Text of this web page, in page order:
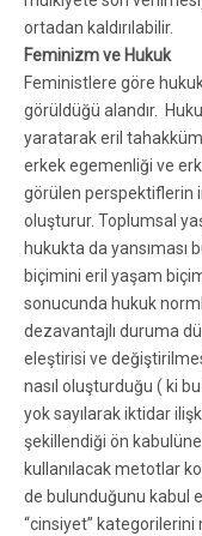
ortadan kaldırılabilir.
Feminizm ve Hukuk
Feministlere göre
görüldüğü alandır.
yaratarak eril
erkek egemenliği ve
görülen perspektiflerin
oluşturur. Toplumsal
hukukta da
biçimini eril yaşam
sonucunda hukuk
dezavantajlı duruma
eleştirisi ve
nasıl oluşturduğu ( ki
yok sayılarak iktidar
şekillendiği ön
kullanılacak metotlar
de bulunduğunu kabul
“cinsiyet” kategorilerini